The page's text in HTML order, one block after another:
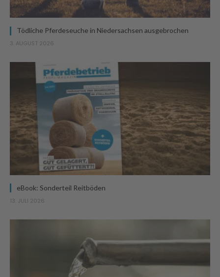
Tödliche Pferdeseuche in Niedersachsen ausgebrochen
3. AUGUST 2026
eBook: Sonderteil Reitböden
13. JULI 2026